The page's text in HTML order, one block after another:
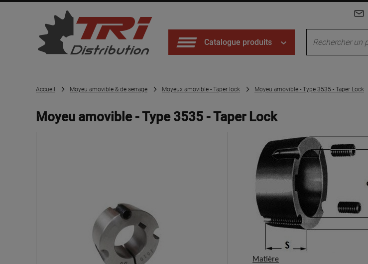
Catalogue produits
Accueil Moyeu amovible & de serrage Moyeux amovible - Taper lock Moyeu amovible - Type 3535 - Taper Lock
Moyeu amovible - Type 3535 - Taper Lock
Matière